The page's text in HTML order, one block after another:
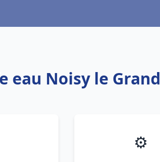
eau Noisy le Grand
⚙️